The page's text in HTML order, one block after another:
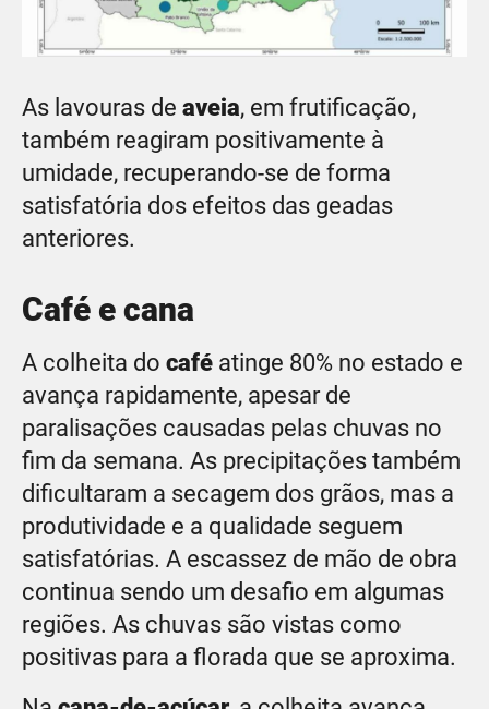
As lavouras de aveia, em frutificação,
também reagiram positivamente à
umidade, recuperando-se de forma
satisfatória dos efeitos das geadas
anteriores.
Café e cana
A colheita do café atinge 80% no estado e
avança rapidamente, apesar de
paralisações causadas pelas chuvas no
fim da semana. As precipitações também
dificultaram a secagem dos grãos, mas a
produtividade e a qualidade seguem
satisfatórias. A escassez de mão de obra
continua sendo um desafio em algumas
regiões. As chuvas são vistas como
positivas para a florada que se aproxima.